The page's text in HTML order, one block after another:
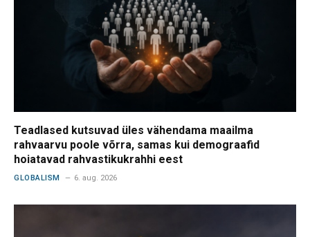
Teadlased kutsuvad üles vähendama maailma
rahvaarvu poole võrra, samas kui demograafid
hoiatavad rahvastikukrahhi eest
GLOBALISM 6. aug. 2026